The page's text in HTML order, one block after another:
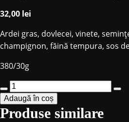
32,00 lei
Ardei gras, dovlecei, vinete,
champignon, făină tempura, sos
380/30g
Cantitate
Vegetables
Tempura
Adaugă în coș
Produse similare